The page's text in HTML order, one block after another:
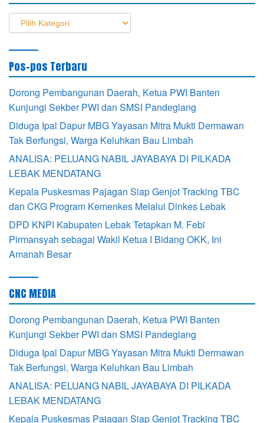
Kategori
Pos-pos Terbaru
Dorong Pembangunan Daerah, Ketua PWI Banten
Kunjungi Sekber PWI dan SMSI Pandeglang
Diduga Ipal Dapur MBG Yayasan Mitra Mukti Dermawan
Tak Berfungsi, Warga Keluhkan Bau Limbah
ANALISA: PELUANG NABIL JAYABAYA DI PILKADA
LEBAK MENDATANG
Kepala Puskesmas Pajagan Siap Genjot Tracking TBC
dan CKG Program Kemenkes Melalui Dinkes Lebak
DPD KNPI Kabupaten Lebak Tetapkan M. Febi
Pirmansyah sebagai Wakil Ketua I Bidang OKK, Ini
Amanah Besar
CNC MEDIA
Dorong Pembangunan Daerah, Ketua PWI Banten
Kunjungi Sekber PWI dan SMSI Pandeglang
Diduga Ipal Dapur MBG Yayasan Mitra Mukti Dermawan
Tak Berfungsi, Warga Keluhkan Bau Limbah
ANALISA: PELUANG NABIL JAYABAYA DI PILKADA
LEBAK MENDATANG
Kepala Puskesmas Pajagan Siap Genjot Tracking TBC